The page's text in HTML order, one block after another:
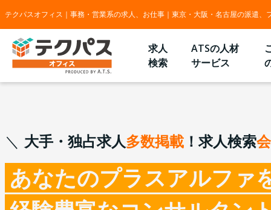
テクパスオフィス｜事務・営業系の求人、お仕事｜東京・大阪・名古屋の派遣、
求人
検索
ATSの人材
サービス
大手・独占求人多数掲載 ！求人検索
あなたのプラスアルファ